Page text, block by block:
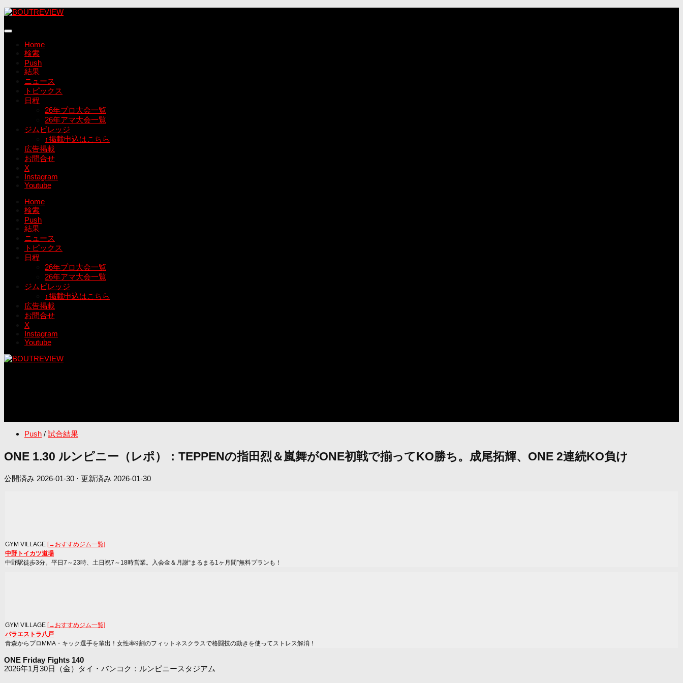
コ
テ
Home
検索
Push
結果
ニュース
トピックス
日程
26年プロ大会一覧
26年アマ大会一覧
ジムビレッジ
↑掲載申込はこちら
広告掲載
お問合せ
X
Instagram
Youtube
Home
検索
Push
結果
ニュース
トピックス
日程
26年プロ大会一覧
26年アマ大会一覧
ジムビレッジ
↑掲載申込はこちら
広告掲載
お問合せ
X
Instagram
Youtube
Push / 試合結果
ONE 1.30 ルンピニー（レポ）：TEPPENの指田烈＆嵐舞がONE初戦で揃ってKO勝ち。成尾拓輝、ONE 2連続KO負け
公開済み 2026-01-30 · 更新済み 2026-01-30
GYM VILLAGE [→おすすめジム一覧]
中野トイカツ道場
中野駅徒歩3分。平日7～23時、土日祝7～18時営業。入会金＆月謝“まるまる1ヶ月間”無料プランも！
GYM VILLAGE [→おすすめジム一覧]
パラエストラ八戸
青森からプロMMA・キック選手を輩出！女性率9割のフィットネスクラスで格闘技の動きを使ってストレス解消！
ONE Friday Fights 140
2026年1月30日（金）タイ・バンコク：ルンピニースタジアム